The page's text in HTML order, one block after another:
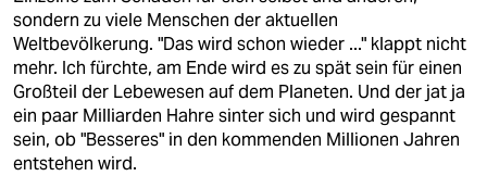
sondern zu viele Menschen der aktuellen
Weltbevölkerung. "Das wird schon wieder ..." klappt nicht
mehr. Ich fürchte, am Ende wird es zu spät sein für einen
Großteil der Lebewesen auf dem Planeten. Und der jat ja
ein paar Milliarden Hahre sinter sich und wird gespannt
sein, ob "Besseres" in den kommenden Millionen Jahren
entstehen wird.